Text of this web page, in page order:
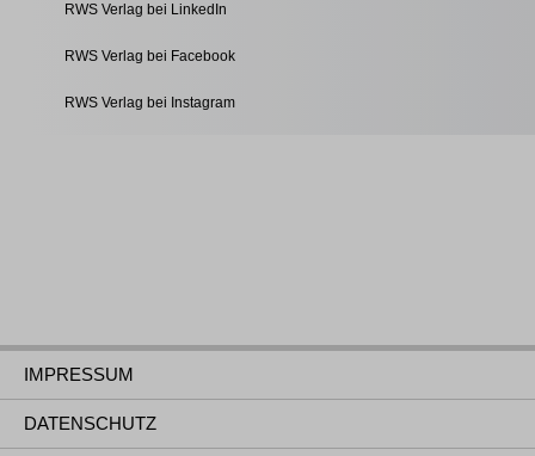
RWS Verlag bei LinkedIn
RWS Verlag bei Facebook
RWS Verlag bei Instagram
IMPRESSUM
DATENSCHUTZ